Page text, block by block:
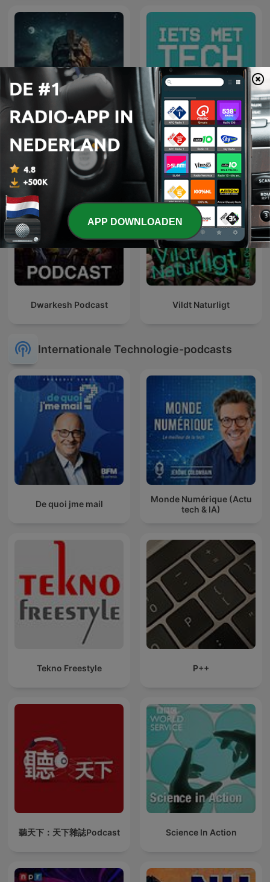
The Uncanny Storyteller Iets met Tech
Dwarkesh Podcast Vildt Naturligt
Internationale Technologie-podcasts
De quoi jme mail
Monde Numérique (Actu
tech & IA)
Tekno Freestyle P++
聽天下：天下雜誌Podcast Science In Action
APP DOWNLOADEN